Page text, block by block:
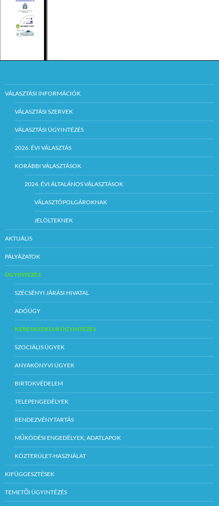
VÁLASZTÁSI INFORMÁCIÓK
VÁLASZTÁSI SZERVEK
VÁLASZTÁSI ÜGYINTÉZÉS
2026. ÉVI VÁLASZTÁS
KORÁBBI VÁLASZTÁSOK
2024. ÉVI ÁLTALÁNOS VÁLASZTÁSOK
VÁLASZTÓPOLGÁROKNAK
JELÖLTEKNEK
AKTUÁLIS
PÁLYÁZATOK
ÜGYINTÉZÉS
SZÉCSÉNYI JÁRÁSI HIVATAL
ADÓÜGY
KERESKEDELMI ÜGYINTÉZÉS
SZOCIÁLIS ÜGYEK
ANYAKÖNYVI ÜGYEK
BIRTOKVÉDELEM
TELEPENGEDÉLYEK
RENDEZVÉNYTARTÁS
MŰKÖDÉSI ENGEDÉLYEK, ADATLAPOK
KÖZTERÜLET-HASZNÁLAT
KIFÜGGESZTÉSEK
TEMETŐI ÜGYINTÉZÉS